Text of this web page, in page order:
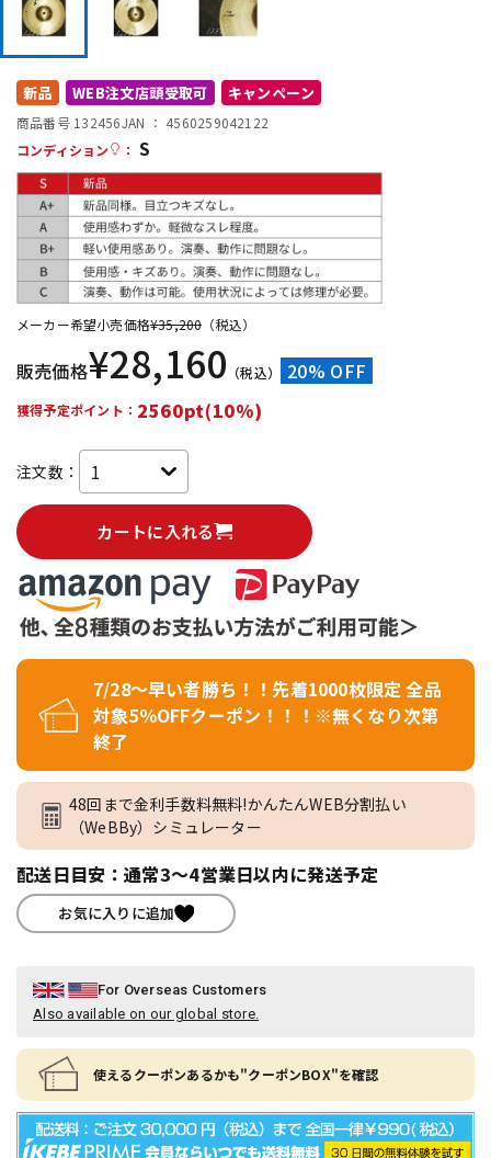
配信/ライブ機器
中古
新品 WEB注文店頭受取可 キャンペーン
商品番号 132456JAN ： 4560259042122
コンディション
： S
メーカー希望小売価格¥35,200 （税込）
販売価格¥28,160 （税込） 20% OFF
獲得予定ポイント： 2560pt(10%)
注文数：
カートに入れる
7/28～早い者勝ち！！先着1000枚限定 全品
対象5％OFFクーポン！！！※無くなり次第
終了
48回まで金利手数料無料!かんたんWEB分割払い
（WeBBy）シミュレーター
配送日目安：通常3～4営業日以内に発送予定
お気に入りに追加
For Overseas Customers
Also available on our global store.
使えるクーポンあるかも"クーポンBOX"を確認